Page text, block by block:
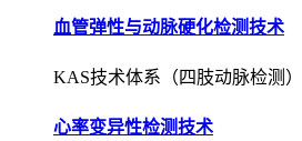
心率变异性检测技术
KHD6000技术体系（精神压力分
人体成分无创检测技术